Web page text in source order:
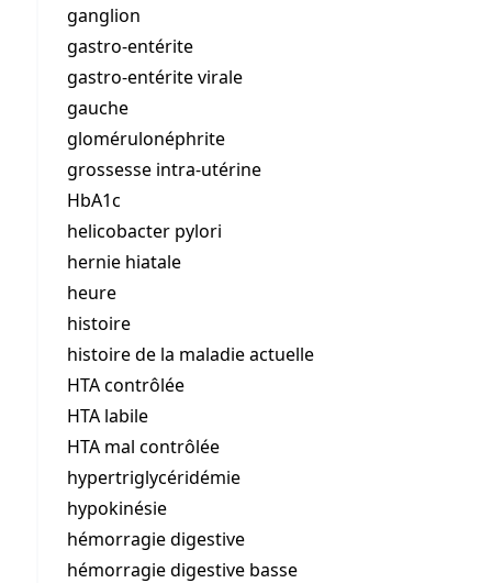
ganglion
gastro-entérite
gastro-entérite virale
gauche
glomérulonéphrite
grossesse intra-utérine
HbA1c
helicobacter pylori
hernie hiatale
heure
histoire
histoire de la maladie actuelle
HTA contrôlée
HTA labile
HTA mal contrôlée
hypertriglycéridémie
hypokinésie
hémorragie digestive
hémorragie digestive basse